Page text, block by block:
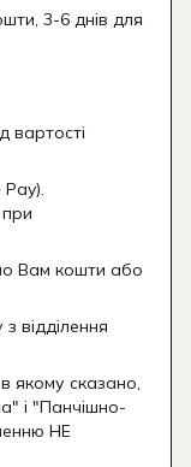
3-6 днів для
вартості
Вам кошти або
відділення
якому сказано,
і "Панчішно-
НЕ